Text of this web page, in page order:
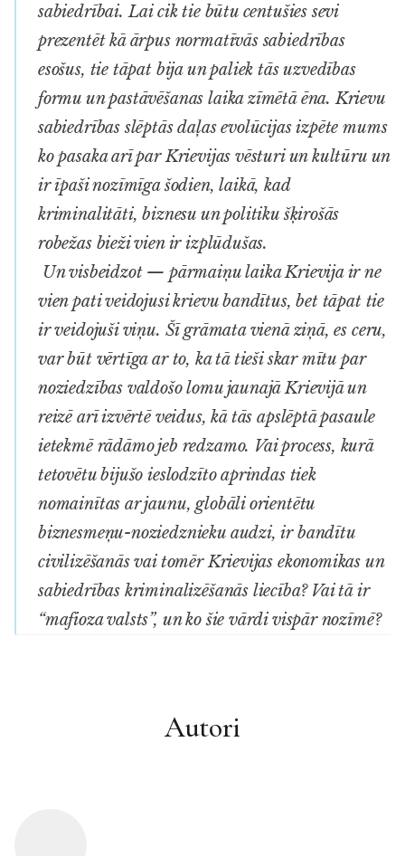
sabiedrībai. Lai cik tie būtu centušies sevi
prezentēt kā ārpus normatīvās sabiedrības
esošus, tie tāpat bija un paliek tās uzvedības
formu un pastāvēšanas laika zīmētā ēna. Krievu
sabiedrības slēptās daļas evolūcijas izpēte mums
ko pasaka arī par Krievijas vēsturi un kultūru un
ir īpaši nozīmīga šodien, laikā, kad
kriminalitāti, biznesu un politiku šķirošās
robežas bieži vien ir izplūdušas.
Un visbeidzot — pārmaiņu laika Krievija ir ne
vien pati veidojusi krievu bandītus, bet tāpat tie
ir veidojuši viņu. Šī grāmata vienā ziņā, es ceru,
var būt vērtīga ar to, ka tā tieši skar mītu par
noziedzības valdošo lomu jaunajā Krievijā un
reizē arī izvērtē veidus, kā tās apslēptā pasaule
ietekmē rādāmo jeb redzamo. Vai process, kurā
tetovētu bijušo ieslodzīto aprindas tiek
nomainītas ar jaunu, globāli orientētu
biznesmeņu-noziedznieku audzi, ir bandītu
civilizēšanās vai tomēr Krievijas ekonomikas un
sabiedrības kriminalizēšanās liecība? Vai tā ir
“mafioza valsts”, un ko šie vārdi vispār nozīmē?
Autori